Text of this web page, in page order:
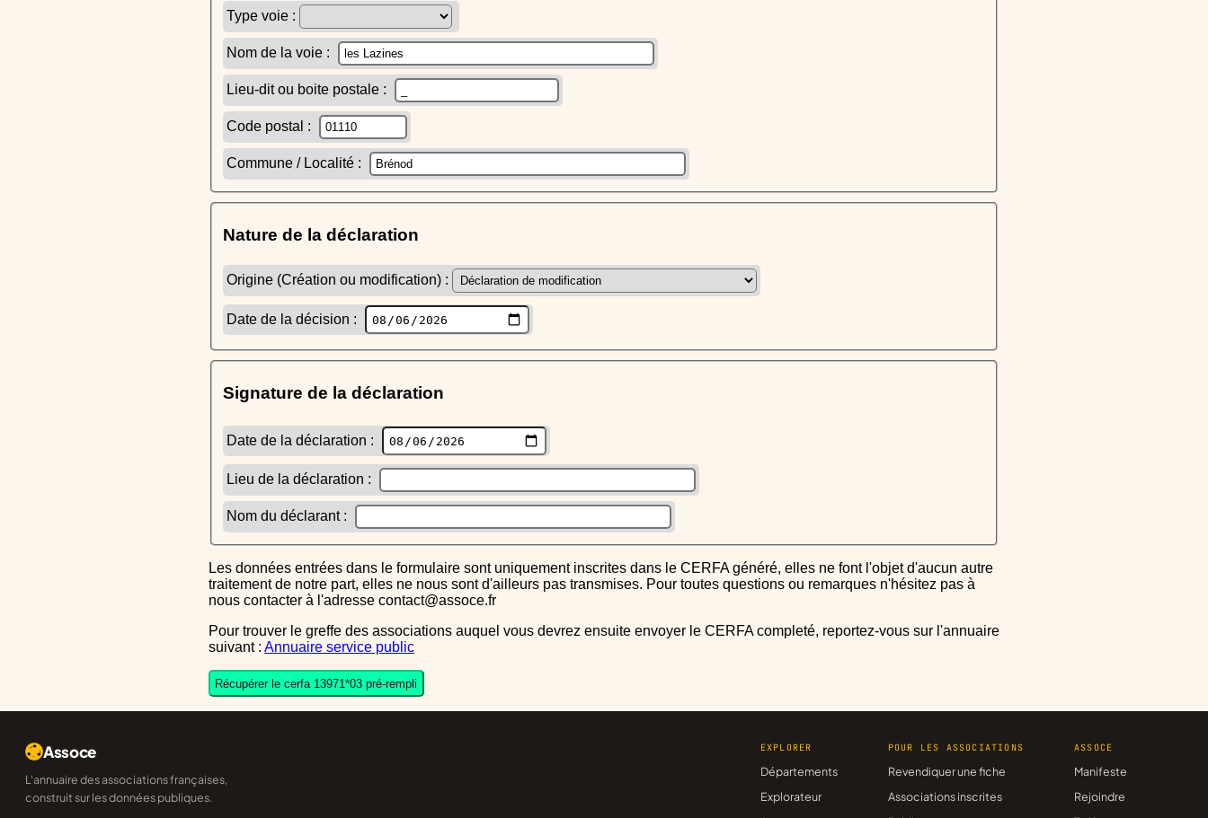
Type voie :
Nom de la voie :
Lieu-dit ou boite postale :
Code postal :
Commune / Localité :
Nature de la déclaration
Origine (Création ou modification) :
Date de la décision :
Signature de la déclaration
Date de la déclaration :
Lieu de la déclaration :
Nom du déclarant :
Les données entrées dans le formulaire sont uniquement inscrites dans le CERFA généré, elles ne font l'objet d'aucun autre
traitement de notre part, elles ne nous sont d'ailleurs pas transmises. Pour toutes questions ou remarques n'hésitez pas à
nous contacter à l'adresse contact@assoce.fr
Pour trouver le greffe des associations auquel vous devrez ensuite envoyer le CERFA completé, reportez-vous sur l'annuaire
suivant : Annuaire service public
Récupérer le cerfa 13971*03 pré-rempli
Assoce
L'annuaire des associations françaises,
construit sur les données publiques.
EXPLORER
Départements
Explorateur
POUR LES ASSOCIATIONS
Revendiquer une fiche
Associations inscrites
ASSOCE
Manifeste
Rejoindre